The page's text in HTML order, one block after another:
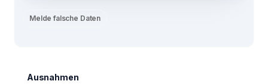
Melde falsche Daten
Ausnahmen